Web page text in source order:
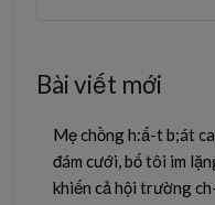
Bài viết mới
Mẹ chồng h:ấ-t b;át
đám cưới, bố tôi im
khiến cả hội trường